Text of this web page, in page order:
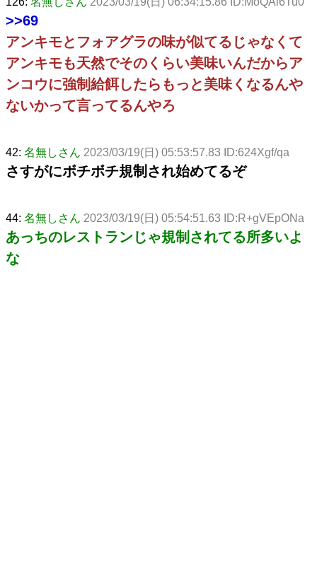
>>69
アンキモとフォアグラの味が似てるじゃなくて
アンキモも天然でそのくらい美味いんだからア
ンコウに強制給餌したらもっと美味くなるんや
ないかって言ってるんやろ
42: 名無しさん 2023/03/19(日) 05:53:57.83 ID:624Xgf/qa
さすがにボチボチ規制され始めてるぞ
44: 名無しさん 2023/03/19(日) 05:54:51.63 ID:R+gVEpONa
あっちのレストランじゃ規制されてる所多いよ
な